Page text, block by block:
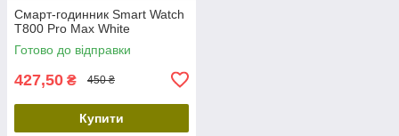
Смарт-годинник Smart Watch
T800 Pro Max White
Готово до відправки
427,50 ₴ 450 ₴
Купити